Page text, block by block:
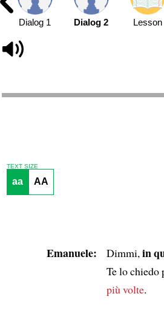
Dialog 1 Dialog 2 Lesson
TEXT SIZE
aa AA
Emanuele: Dimmi, in
Te lo chiedo
più volte.